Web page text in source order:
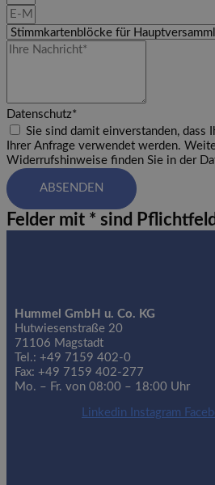
Datenschutz*
Sie sind damit einverstanden, dass
Ihrer Anfrage verwendet werden.
Widerrufshinweise finden Sie in der
ABSENDEN
Felder mit * sind
Hummel GmbH u. Co. KG
Hutwiesenstraße 20
71106 Magstadt
Tel.: +49 7159 402-0
Fax: +49 7159 402-277
Mo. – Fr. von 08:00 – 18:00 Uhr
Linkedin Instagram